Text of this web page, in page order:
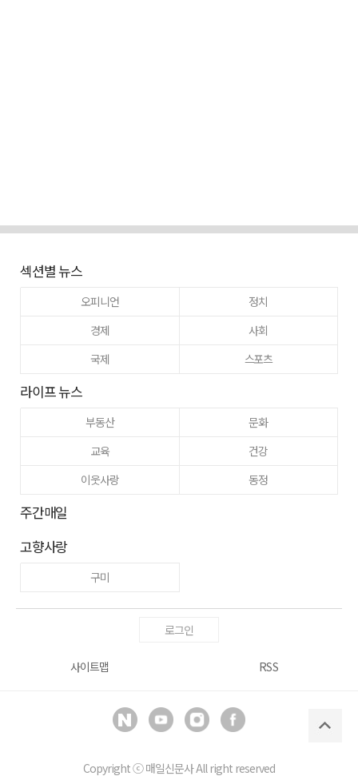
섹션별 뉴스
오피니언
정치
경제
사회
국제
스포츠
라이프 뉴스
부동산
문화
교육
건강
이웃사랑
동정
주간매일
고향사랑
구미
로그인
사이트맵 RSS
Copyright ⓒ매일신문사All right reserved